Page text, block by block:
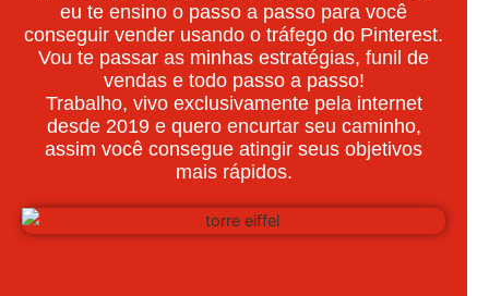
eu te ensino o passo a passo para você
conseguir vender usando o tráfego do Pinterest.
Vou te passar as minhas estratégias, funil de
vendas e todo passo a passo!
Trabalho, vivo exclusivamente pela internet
desde 2019 e quero encurtar seu caminho,
assim você consegue atingir seus objetivos
mais rápidos.